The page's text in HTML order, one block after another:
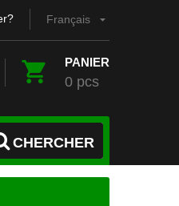
Français
PANIER
0 pcs
CHERCHER